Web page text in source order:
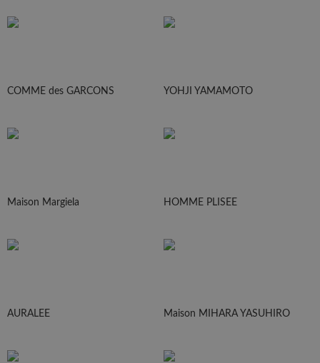
COMME des GARCONS YOHJI YAMAMOTO
Maison Margiela HOMME PLISEE
AURALEE Maison MIHARA YASUHIRO